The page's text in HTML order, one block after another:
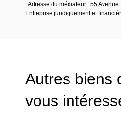
| Adresse du médiateur : 55
Entreprise juridiquement et
Autres biens
vous